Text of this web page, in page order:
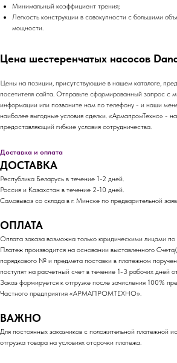
Минимальный коэффициент трения;
Легкость конструкции в совокупности с большими
мощности.
Цена шестеренчатых насосов
Цены на позиции, присутствующие в нашем каталоге,
посетителя сайта. Отправьте сформированный запрос с
информации или позвоните нам по телефону - и наши
наиболее выгодные условия сделки. «АрмапромТехно» -
предоставляющий гибкие условия сотрудничества.
Доставка и оплата
ДОСТАВКА
Республика Беларусь в течение 1-2 дней.
Россия и Казахстан в течение 2-10 дней.
Самовывоз со склада в г. Минске по предварительной
ОПЛАТА
Оплата заказа возможна только юридическими лицами по
Платеж производится на основании выставленного
порядкового № и предмета поставки в платежном
поступят на расчетный счет в течение 1-3 рабочих дней
Заказ формируется к отгрузке после зачисления 100%
Частного предприятия «АРМАПРОМТЕХНО».
ВАЖНО
Для постоянных заказчиков с положительной платежной
отгрузка товара на условиях отсрочки платежа.